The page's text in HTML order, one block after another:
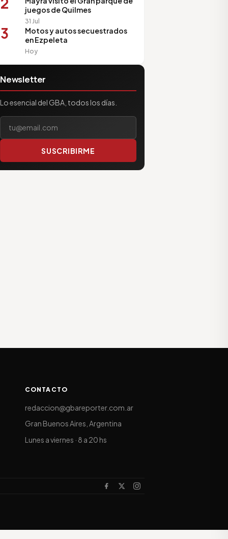
juegos de Quilmes
31 Jul
3
Motos y autos secuestrados
en Ezpeleta
Hoy
Newsletter
Lo esencial del GBA, todos los días.
Tu correo electrónico
SUSCRIBIRME
CONTACTO
redaccion@gbareporter.com.ar
Gran Buenos Aires, Argentina
Lunes a viernes · 8 a 20 hs